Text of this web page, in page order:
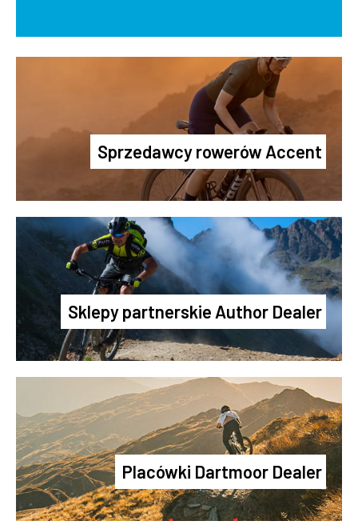
Sprzedawcy rowerów Accent
Sklepy partnerskie Author Dealer
Placówki Dartmoor Dealer